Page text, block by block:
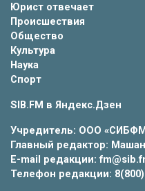
Юрист отвечает
Происшествия
Общество
Культура
Наука
Спорт
SIB.FM в Яндекс.Дзен
Учредитель: ООО
Главный редактор:
E-mail редакции:
Телефон редакции: 8(800)